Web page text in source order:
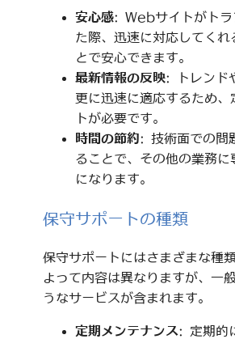
安心感: Webサイトがトラ
た際、迅速に対応してくれ
とで安心できます。
最新情報の反映: トレンド
更に迅速に適応するため、
トが必要です。
時間の節約: 技術面での問
ることで、その他の業務に
になります。
保守サポートの種類
保守サポートにはさまざまな種
よって内容は異なりますが、一
うなサービスが含まれます。
定期メンテナンス: 定期的